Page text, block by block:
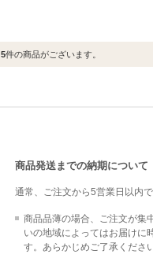
5件の商品がございます。
商品発送までの納期について
通常、ご注文から5営業日以内で
商品品薄の場合、ご注文が集
いの地域によってはお届けに
す。あらかじめご了承ください